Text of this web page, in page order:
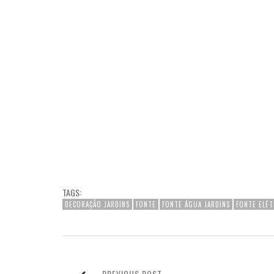
TAGS:
DECORAÇÃO JARDINS FONTE FONTE ÁGUA JARDINS FONTE